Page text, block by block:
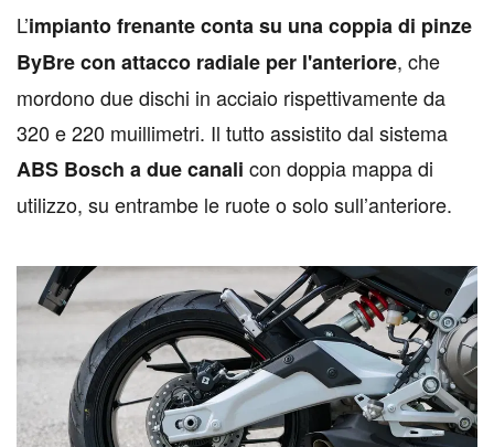
L’impianto frenanteconta su una coppia di pinze
ByBre con attacco radiale per l'anteriore, che
mordono due dischi in acciaio rispettivamente da
320 e 220 muillimetri. Il tutto assistito dal sistema
ABS Bosch a due canali con doppia mappa di
utilizzo, su entrambe le ruote o solo sull’anteriore.